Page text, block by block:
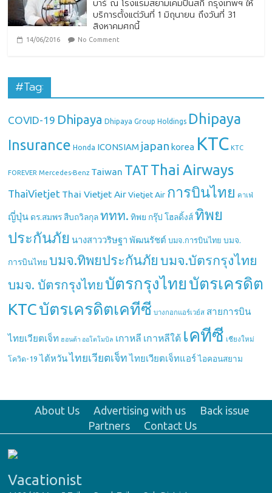
บาร์ ณ โรงแรมสยามเคมปินสกี้ กรุงเทพฯ ให้
บริการตั้งแต่วันที่ 1 มิถุนายน ถึงวันที่ 31
สิงหาคมศกนี้
14/06/2016 No Comment
#Tag:
COVID-19 Dhipaya Dhipaya Group Holdings Dhipaya
Insurance Honda ICONSIAM japan korea KTC KTC
FOREVER Mercedes-Benz Taiwan TAT Thai Airways
ThaiVietjet Thai Vietjet Air Vietjet Air การบินไทย คาเฟ่
ญี่ปุ่น ดร.สมพร สืบถวิลกุล ททท. ทิพย กรุ๊ป โฮลดิ้งส์ ทิพย
ประกันภัย นางสาววริษฐา พัฒนรัชต์ บมจ.การบินไทย บมจ.
การบินไทย บมจ.ทิพยประกันภัย บมจ.บัตรกรุงไทย
บมจ. บัตรกรุงไทย บัตรกรุงไทย บัตรเครดิต
KTCบัตรเครดิตเคทีซี บางกอกแอร์เวย์ส สายการบิน
ไทยเวียตเจ็ท ฮอนด้า ออโตโมบิล เกาหลี เกาหลีใต้ เคทีซี เชียงใหม่
โควิด-19 ไต้หวัน ไทยเวียตเจ็ท ไทยเวียตเจ็ทแอร์ ไอคอนสยาม
About Us Advertising with us
Back issue
Partners
Contact Us
Vacationist